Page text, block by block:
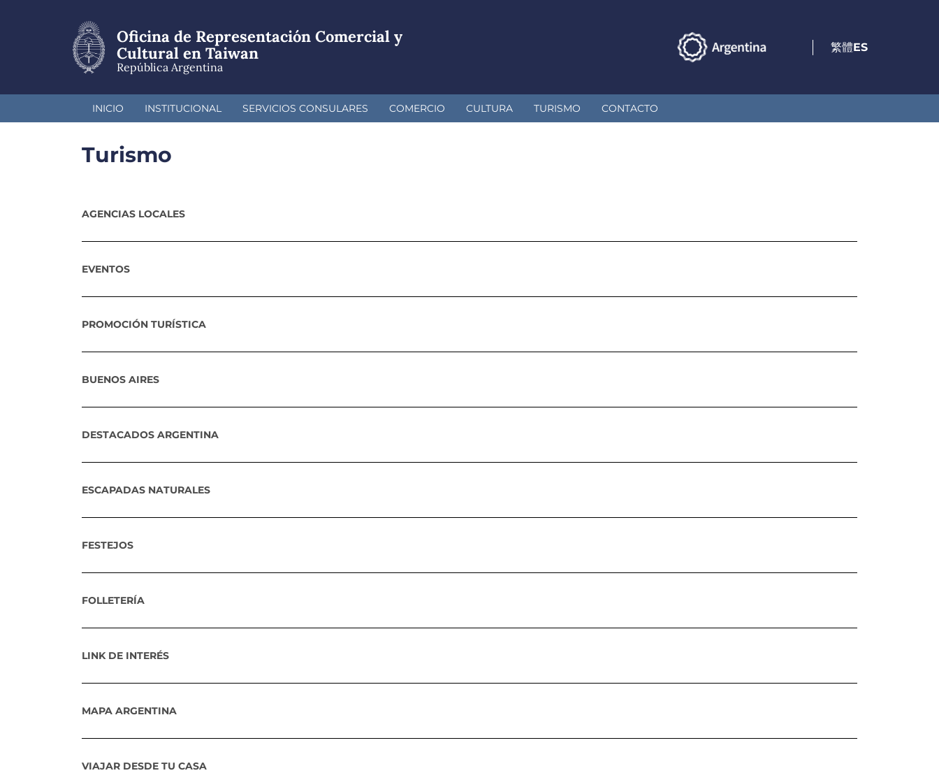
Oficina de Representación Comercial y
Cultural en Taiwan
República Argentina
繁體ES
INICIO INSTITUCIONAL SERVICIOS CONSULARES COMERCIO CULTURA TURISMO CONTACTO
Turismo
AGENCIAS LOCALES
EVENTOS
PROMOCIÓN TURÍSTICA
BUENOS AIRES
DESTACADOS ARGENTINA
ESCAPADAS NATURALES
FESTEJOS
FOLLETERÍA
LINK DE INTERÉS
MAPA ARGENTINA
VIAJAR DESDE TU CASA